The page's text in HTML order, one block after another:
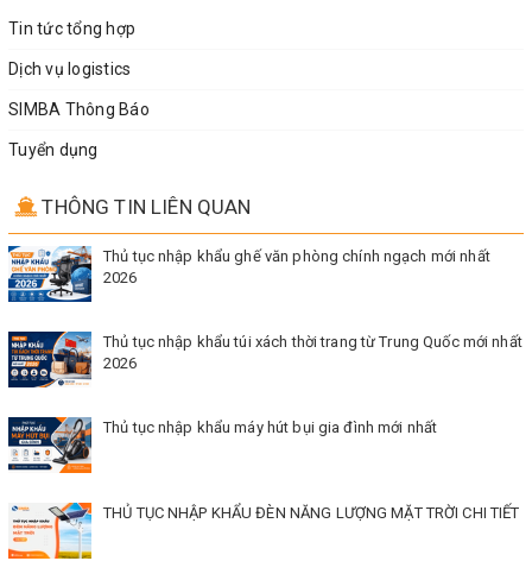
Tin tức tổng hợp
Dịch vụ logistics
SIMBA Thông Báo
Tuyển dụng
THÔNG TIN LIÊN QUAN
Thủ tục nhập khẩu ghế văn phòng chính ngạch mới nhất
2026
Thủ tục nhập khẩu túi xách thời trang từ Trung Quốc mới nhất
2026
Thủ tục nhập khẩu máy hút bụi gia đình mới nhất
THỦ TỤC NHẬP KHẨU ĐÈN NĂNG LƯỢNG MẶT TRỜI CHI TIẾT